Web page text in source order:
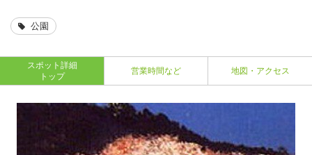
公園
スポット詳細
トップ
営業時間など 地図・アクセス